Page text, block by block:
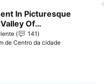
aos favoritos
In Picturesque
Of
141
de Centro da cidade